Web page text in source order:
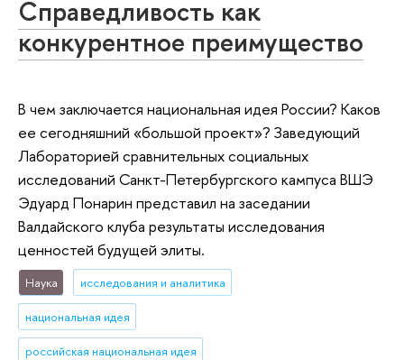
Справедливость как
конкурентное преимущество
В чем заключается национальная идея России? Каков
ее сегодняшний «большой проект»? Заведующий
Лабораторией сравнительных социальных
исследований Санкт-Петербургского кампуса ВШЭ
Эдуард Понарин представил на заседании
Валдайского клуба результаты исследования
ценностей будущей элиты.
Наука исследования и аналитика
национальная идея
российская национальная идея